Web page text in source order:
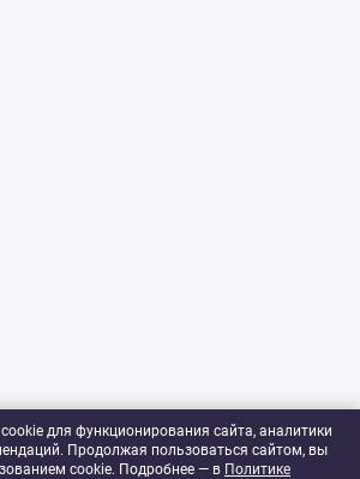
для функционирования сайта, аналитики
Продолжая пользоваться сайтом, вы
cookie. Подробнее — в Политике